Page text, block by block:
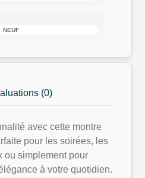
NEUF
(0)
avec cette montre
pour les soirées, les
ou simplement pour
à votre quotidien.